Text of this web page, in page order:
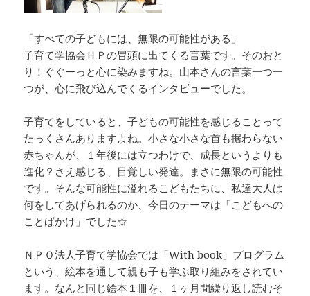
「すべての子どもには、無限の可能性がある」
子育て学協会ＨＰの冒頭に出てくる言葉です。そのおと
り！ぐぐーっと心に染みますね。山本さんの言葉一つ一
つが、心に飛び込んでくるインタビューでした。
子育てをしていると、子どもの可能性を感じることって
たっくさんありますよね。小さな小さな首も据わらない
赤ちゃんが、１年後には立つわけで、成長というよりも
進化？さえ感じる、目覚しい発達。まさに無限の可能性
です。そんな可能性に溢れるこどもたちに、私達大人は
何をしてあげられるのか、今日のテーマは「こどもへの
ことばかけ」でした☆
ＮＰＯ法人子育て学協会では「With book」プログラム
という、絵本を通して親も子も学ぶ取り組みをされてい
ます。なんと同じ絵本１冊を、１ヶ月間繰り返し読むそ